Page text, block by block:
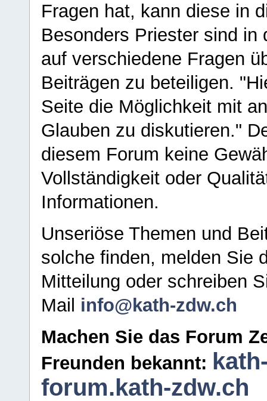
Fragen hat, kann diese in
Besonders Priester sind in
auf verschiedene Fragen
Beiträgen zu beteiligen.
Seite die Möglichkeit mit
Glauben zu diskutieren."
diesem Forum keine
Vollständigkeit oder
Informationen.
Unseriöse Themen und
solche finden, melden Sie
Mitteilung oder schreiben
Mail info@kath-zdw.ch
Machen Sie das Forum
Freunden bekannt:
forum.kath-zdw.ch